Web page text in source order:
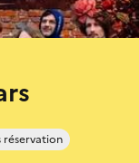
réservation